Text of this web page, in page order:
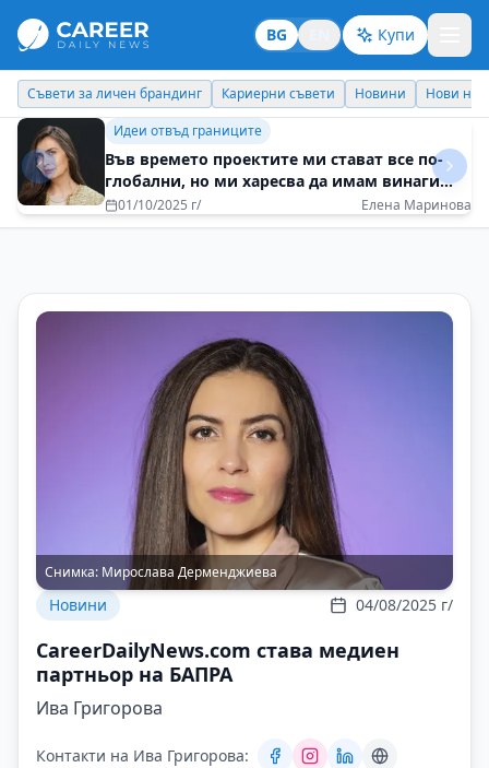
BG Купи
Кариерни съвети Новини Нови назначения Днес празнува
Идеи отвъд границите
Пътуванията ме правят по-гъвкава и по-
отворена към новото
01/09/2025 г/ Полина Тоскова
Снимка: Мирослава Дерменджиева
Новини 04/08/2025 г/
CareerDailyNews.com става медиен
партньор на БАПРА
Ива Григорова
Контакти на Ива Григорова: